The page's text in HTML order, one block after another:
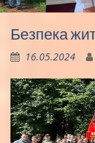
Безпека
16.05.2024